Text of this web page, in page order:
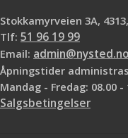
Stokkamyrveien 3A,
Tlf: 51 96 19 99
Email: admin@nysted.no
Åpningstider
Mandag - Fredag: 08.00 -
Salgsbetingelser